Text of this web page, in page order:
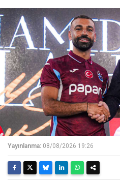
Yayınlanma: 08/08/2026 19:26